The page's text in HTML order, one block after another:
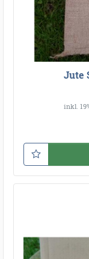
Jute
inkl.